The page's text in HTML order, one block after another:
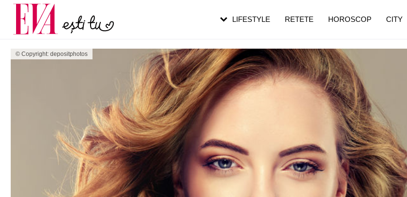
© Copyright: depositphotos
LIFESTYLE RETETE HOROSCOP CITY
Carieră
Actualitate
pe măsură ce înaintezi în vârstă